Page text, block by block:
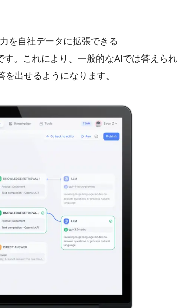
を自社データに拡張できる
す。これにより、一般的なAIでは答えられ
出せるようになります。